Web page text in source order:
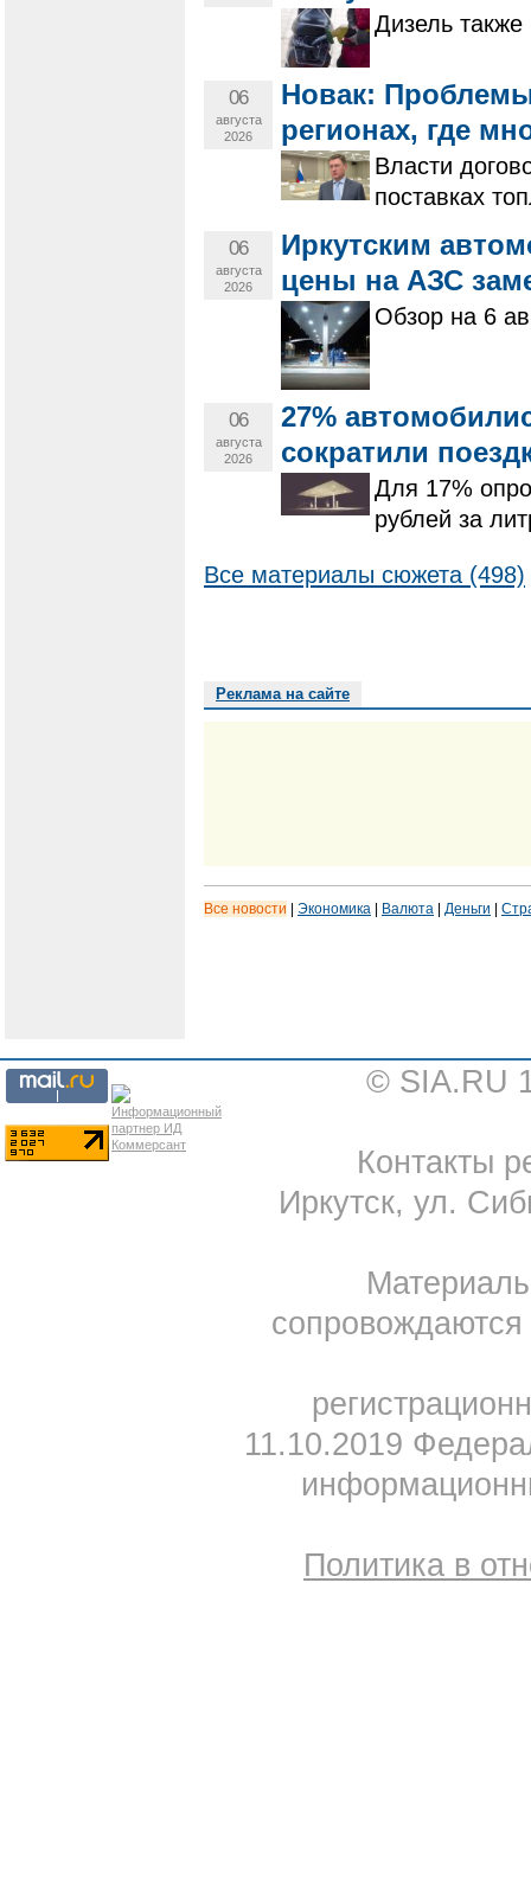
Дизель
06
августа
2026
Новак:
регионах, где
Власти
поставках
06
августа
2026
Иркутским
цены на АЗС
Обзор на 6
06
августа
2026
27%
сократили
Для 17%
рублей за
Все материалы сюжета (498)
Реклама на сайте
Все новости Экономика Валюта Деньги
© SIA.RU
Контакты
Иркутск, ул.
11.10.2019
Политика в